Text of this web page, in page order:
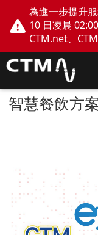
為進一步提升
10 日凌晨
CTM.net、
網上服務將會
智慧餐飲方